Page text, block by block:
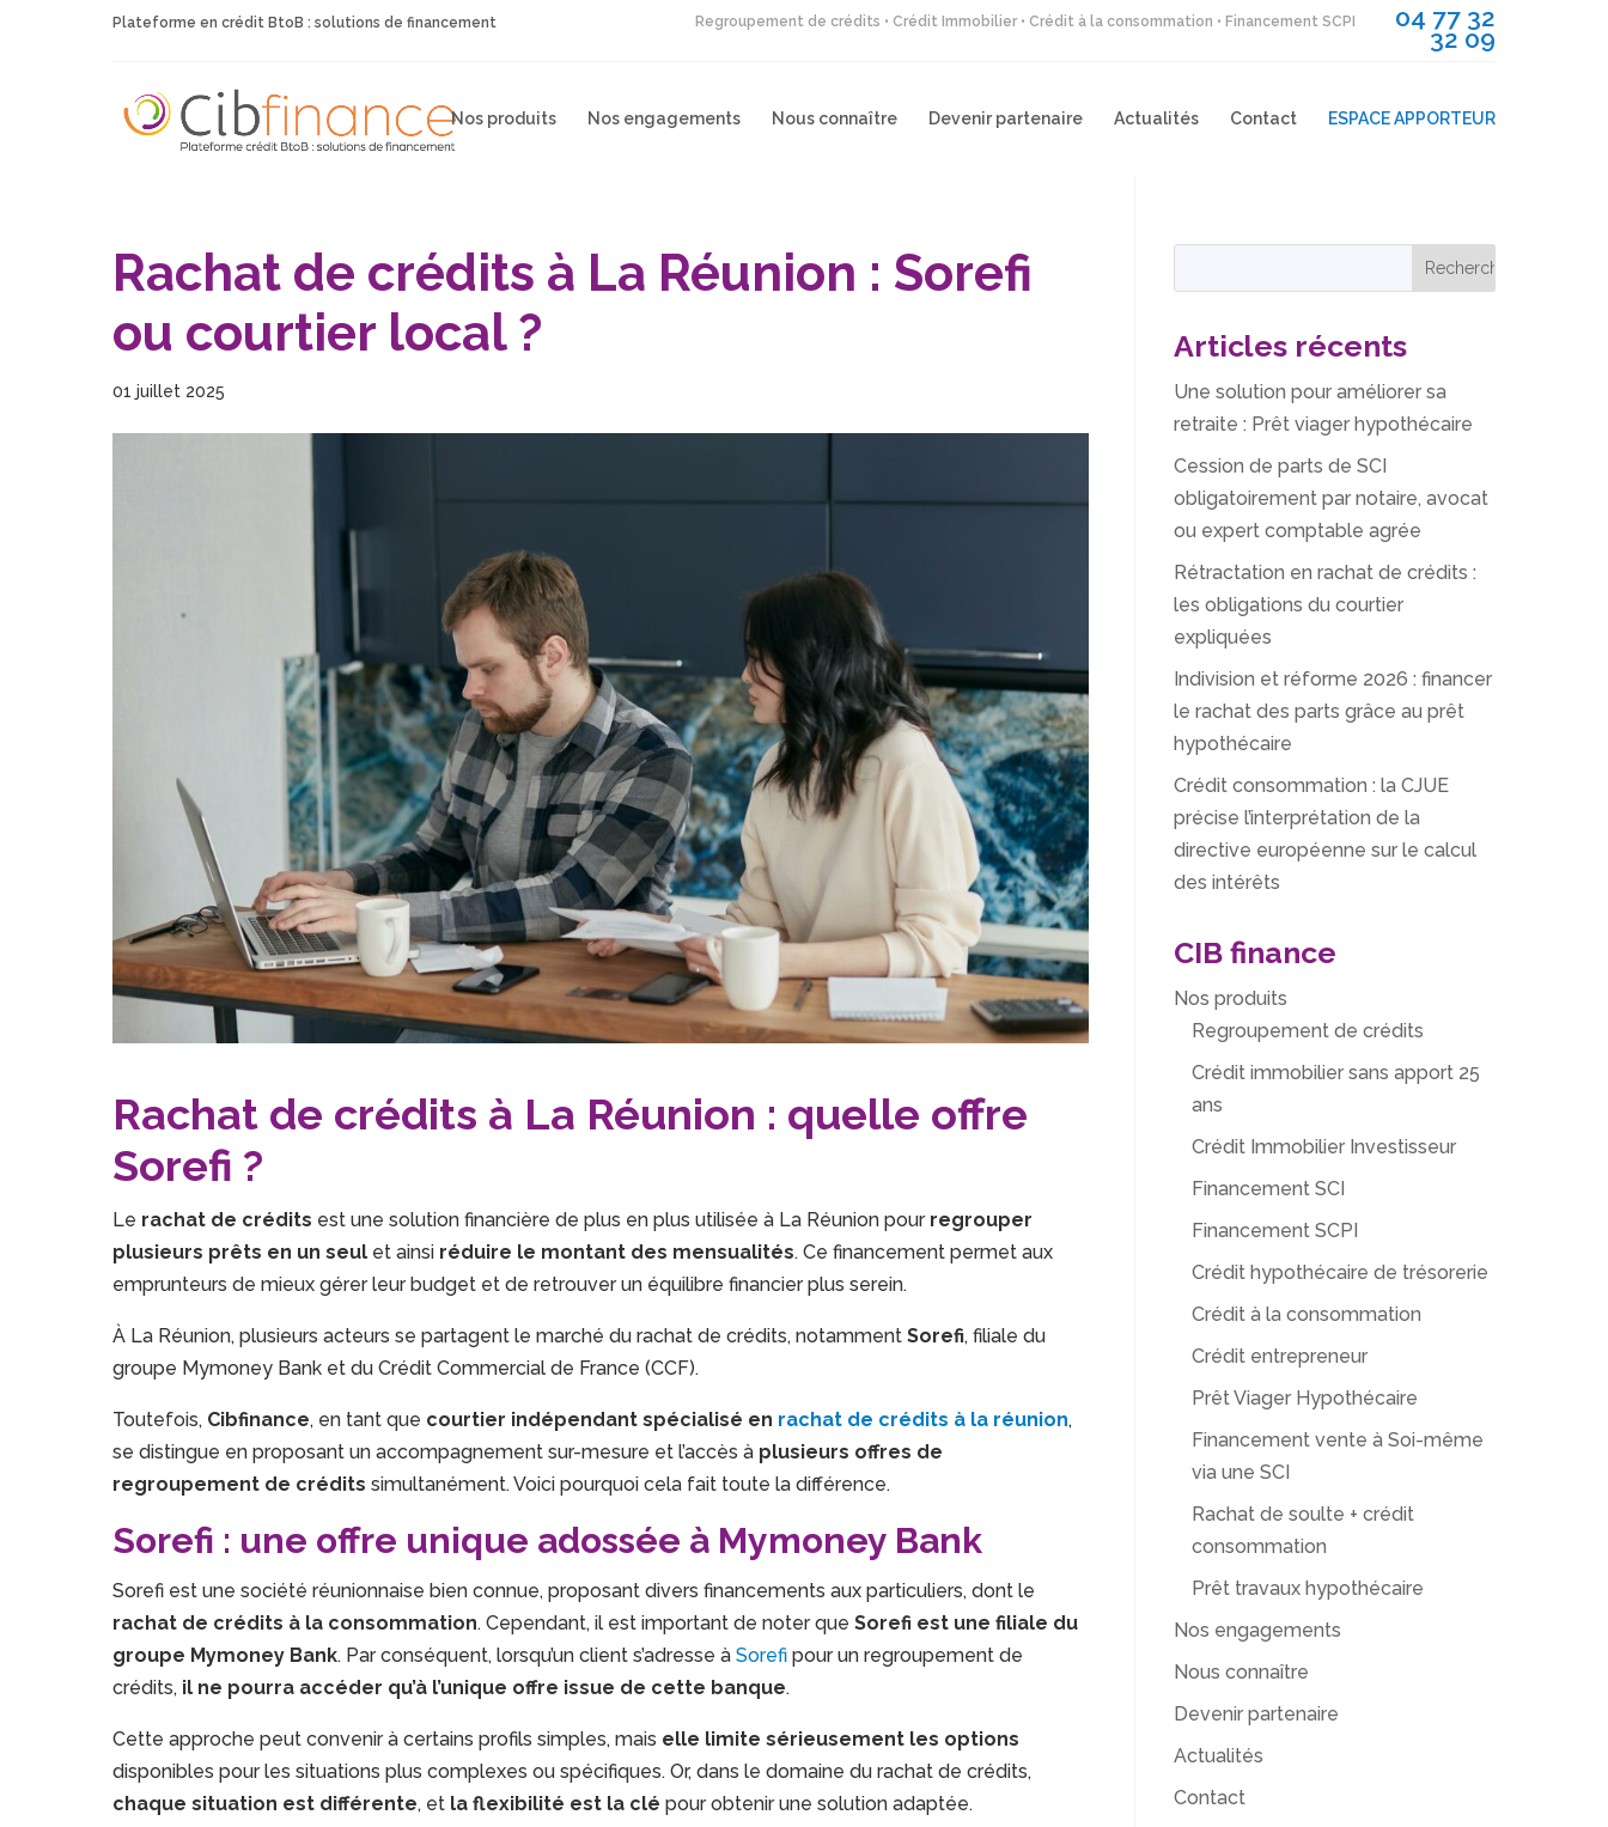
Plateforme en crédit BtoB : solutions de financement Regroupement de crédits • Crédit Immobilier • Crédit à la consommation • Financement SCPI 04 77 32
32 09
Nos produits Nos engagements Nous connaître Devenir partenaire Actualités Contact ESPACE APPORTEUR
Rachat de crédits à La Réunion : Sorefi
ou courtier local ?
01 juillet 2025
Rachat de crédits à La Réunion : quelle offre
Sorefi ?
Le rachat de crédits est une solution financière de plus en plus utilisée à La Réunion pour regrouper
plusieurs prêts en un seul et ainsi réduire le montant des mensualités. Ce financement permet aux
emprunteurs de mieux gérer leur budget et de retrouver un équilibre financier plus serein.
À La Réunion, plusieurs acteurs se partagent le marché du rachat de crédits, notammentSorefi, filiale du
groupe Mymoney Bank et du Crédit Commercial de France (CCF).
Toutefois, Cibfinance, en tant que courtier indépendant spécialisé en rachat de crédits à la réunion,
se distingue en proposant un accompagnement sur-mesure et l’accès à plusieurs offres de
regroupement de crédits simultanément. Voici pourquoi cela fait toute la différence.
Sorefi : une offre unique adossée à Mymoney Bank
Sorefi est une société réunionnaise bien connue, proposant divers financements aux particuliers, dont le
rachat de crédits à la consommation. Cependant, il est important de noter queSorefi est une filiale du
groupe Mymoney Bank. Par conséquent, lorsqu’un client s’adresse àSorefi pour un regroupement de
crédits, il ne pourra accéder qu’à l’unique offre issue de cette banque.
Cette approche peut convenir à certains profils simples, mais elle limite sérieusement les options
disponibles pour les situations plus complexes ou spécifiques. Or, dans le domaine du rachat de crédits,
chaque situation est différente, et la flexibilité est la clé pour obtenir une solution adaptée.
Articles récents
Une solution pour améliorer sa
retraite : Prêt viager hypothécaire
Cession de parts de SCI
obligatoirement par notaire, avocat
ou expert comptable agrée
Rétractation en rachat de crédits :
les obligations du courtier
expliquées
Indivision et réforme 2026 : financer
le rachat des parts grâce au prêt
hypothécaire
Crédit consommation : la CJUE
précise l’interprétation de la
directive européenne sur le calcul
des intérêts
CIB finance
Nos produits
Regroupement de crédits
Crédit immobilier sans apport 25
ans
Crédit Immobilier Investisseur
Financement SCI
Financement SCPI
Crédit hypothécaire de trésorerie
Crédit à la consommation
Crédit entrepreneur
Prêt Viager Hypothécaire
Financement vente à Soi-même
via une SCI
Rachat de soulte + crédit
consommation
Prêt travaux hypothécaire
Nos engagements
Nous connaître
Devenir partenaire
Actualités
Contact